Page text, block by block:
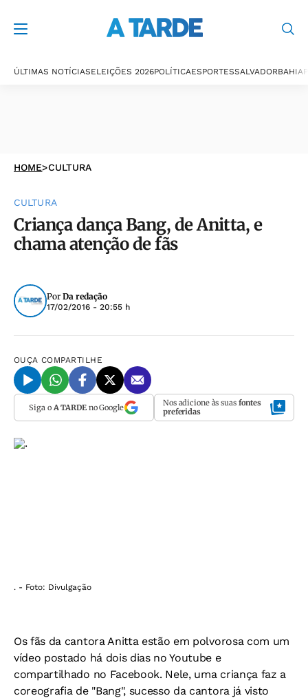
ÚLTIMAS NOTÍCIASELEIÇÕES 2026POLÍTICAESPORTESSALVADORBAHIA
HOME>CULTURA
CULTURA
Criança dança Bang, de Anitta, e
chama atenção de fãs
Por Da redação
17/02/2016 - 20:55 h
OUÇA COMPARTILHE
Siga o A TARDEno Google Nos adicione às suas fontes
preferidas
. - Foto: Divulgação
Os fãs da cantora Anitta estão em polvorosa com um
vídeo postado há dois dias no Youtube e
compartilhado no Facebook. Nele, uma criança faz a
coreografia de "Bang", sucesso da cantora já visto